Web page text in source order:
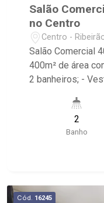
Salão
no Centro
Centro -
Salão Comercial
400m² de área
2 banheiros; -
Central e Parque
2
Banho
Cód. 16245